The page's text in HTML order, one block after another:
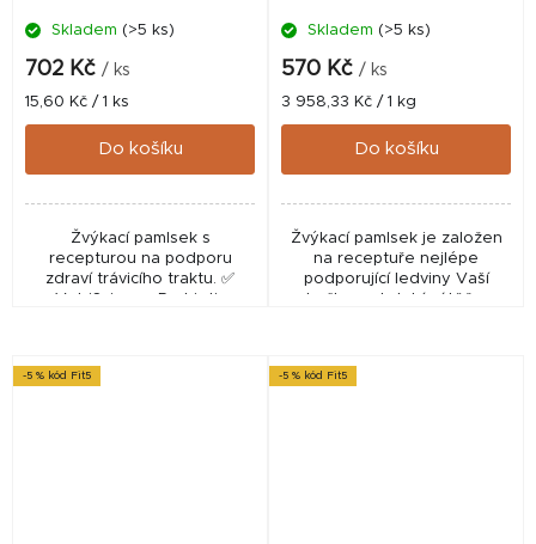
Skladem (>5 ks)
702 Kč / ks
Měrná
cena:
15,60 Kč / 1 ks
Do košíku
Žvýkací pamlsek s
recepturou na podporu
zdraví trávicího traktu. ✅
VetriScience Probiotic
Skladem (>5 ks)
570 Kč / ks
Měrná
cena:
3 958,33 Kč / 1 kg
Do košíku
Žvýkací pamlsek je založen
na receptuře nejlépe
podporující ledviny Vaší
kočky v období zátěže.
-5 % kód Fit5 -5 % kód Fit5